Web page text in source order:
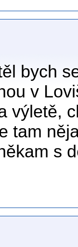
bych
v
výletě,
tam
s